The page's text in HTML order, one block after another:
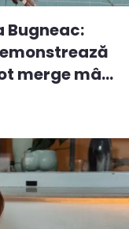
Bugneac:
merge mâ...